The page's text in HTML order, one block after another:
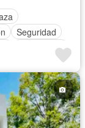
Seguridad
Electricidad
con closet
Sin amueblar